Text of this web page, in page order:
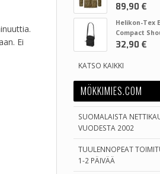
Ei
89,90 €
Helikon-Tex
Compact
32,90 €
KATSO KAIKKI
MÖKKIMIES.COM
SUOMALAISTA
VUODESTA 2002
TUULENNOPEAT
1-2 PÄIVÄÄ